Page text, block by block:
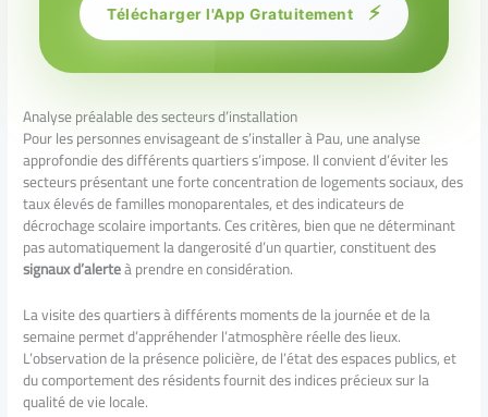
Télécharger l'App Gratuitement ⚡
Analyse préalable des secteurs d’installation
Pour les personnes envisageant de s’installer à Pau, une analyse
approfondie des différents quartiers s’impose. Il convient d’éviter les
secteurs présentant une forte concentration de logements sociaux, des
taux élevés de familles monoparentales, et des indicateurs de
décrochage scolaire importants. Ces critères, bien que ne déterminant
pas automatiquement la dangerosité d’un quartier, constituent des
signaux d’alerteà prendre en considération.
La visite des quartiers à différents moments de la journée et de la
semaine permet d’appréhender l’atmosphère réelle des lieux.
L’observation de la présence policière, de l’état des espaces publics, et
du comportement des résidents fournit des indices précieux sur la
qualité de vie locale.